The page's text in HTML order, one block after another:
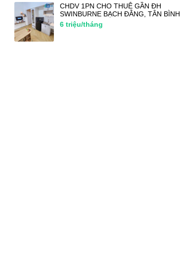
CHDV 1PN CHO THUÊ GẦN ĐH
SWINBURNE BẠCH ĐẰNG, TÂN BÌNH
6 triệu/tháng